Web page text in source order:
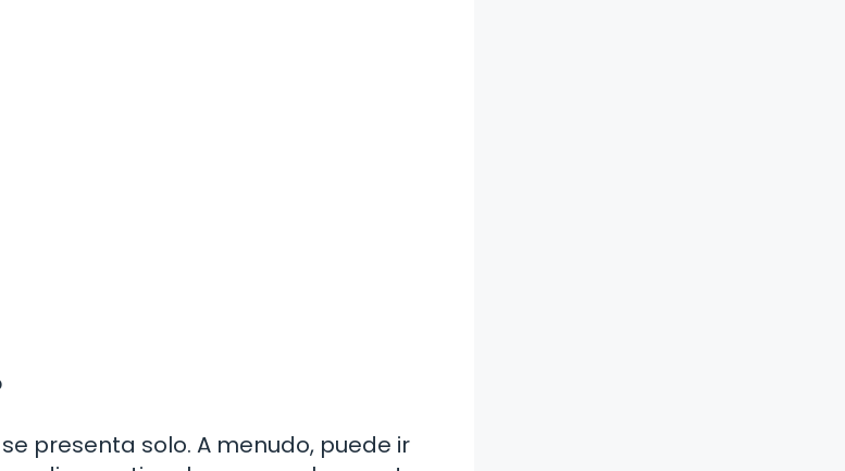
presenta solo. A menudo, puede ir